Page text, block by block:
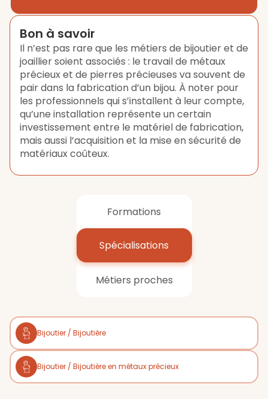
Bon à savoir
Il n’est pas rare que les métiers de bijoutier et de
joaillier soient associés : le travail de métaux
précieux et de pierres précieuses va souvent de
pair dans la fabrication d’un bijou. À noter pour
les professionnels qui s’installent à leur compte,
qu’une installation représente un certain
investissement entre le matériel de fabrication,
mais aussi l’acquisition et la mise en sécurité de
matériaux coûteux.
Formations
Spécialisations
Métiers proches
Bijoutier / Bijoutière
Bijoutier / Bijoutière en métaux précieux